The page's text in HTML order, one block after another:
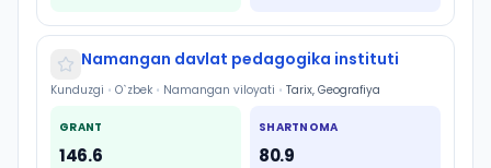
Namangan davlat pedagogika instituti
Kunduzgi • O`zbek • Namangan viloyati • Tarix, Geografiya
GRANT
146.6
SHARTNOMA
80.9